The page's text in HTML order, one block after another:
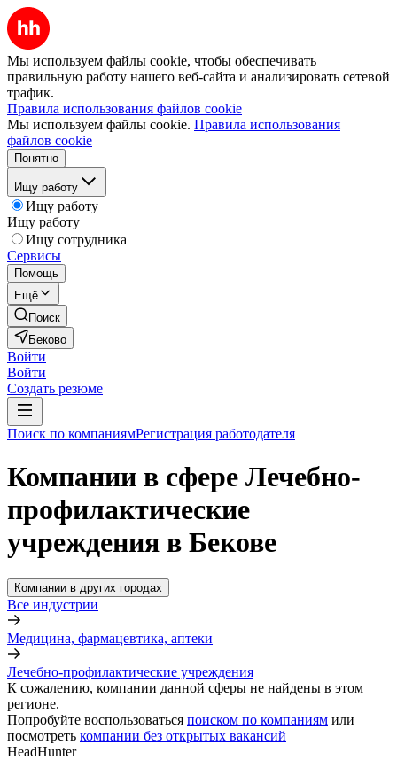
Мы используем файлы cookie, чтобы обеспечивать
правильную работу нашего веб-сайта и анализировать сетевой
трафик.
Правила использования файлов cookie
Мы используем файлы cookie. Правила использования
файлов cookie
Понятно
Ищу работу
Ищу работу
Ищу работу
Ищу сотрудника
Сервисы
Помощь
Ещё
Поиск
Беково
Войти
Войти
Создать резюме
Поиск по компаниямРегистрация работодателя
Компании в сфере Лечебно-
профилактические
учреждения в Бекове
Компании в других городах
Все индустрии
Медицина, фармацевтика, аптеки
Лечебно-профилактические учреждения
К сожалению, компании данной сферы не найдены в этом
регионе.
Попробуйте воспользоваться поиском по компаниям или
посмотреть компании без открытых вакансий
HeadHunter